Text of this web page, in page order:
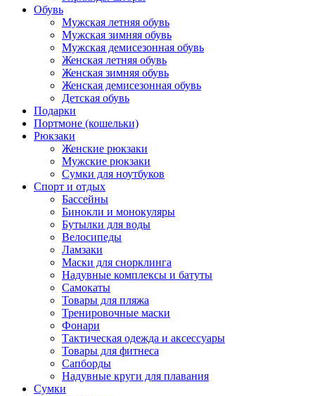
Обувь
Мужская летняя обувь
Мужская зимняя обувь
Мужская демисезонная обувь
Женская летняя обувь
Женская зимняя обувь
Женская демисезонная обувь
Детская обувь
Подарки
Портмоне (кошельки)
Рюкзаки
Женские рюкзаки
Мужские рюкзаки
Сумки для ноутбуков
Спорт и отдых
Бассейны
Бинокли и монокуляры
Бутылки для воды
Велосипеды
Ламзаки
Маски для снорклинга
Надувные комплексы и батуты
Самокаты
Товары для пляжа
Тренировочные маски
Фонари
Тактическая одежда и аксессуары
Товары для фитнеса
Сапборды
Надувные круги для плавания
Сумки